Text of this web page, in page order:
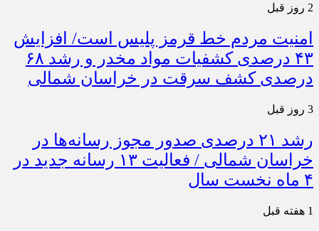
2 روز قبل
امنیت مردم خط قرمز پلیس است/ افزایش
۴۳ درصدی کشفیات مواد مخدر و رشد ۶۸
درصدی کشف سرقت در خراسان شمالی
3 روز قبل
رشد ۲۱ درصدی صدور مجوز رسانه‌ها در
خراسان شمالی / فعالیت ۱۳ رسانه جدید در
۴ ماه نخست سال
1 هفته قبل